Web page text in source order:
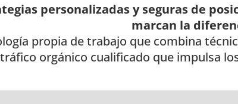
personalizadas y seguras de
marcan la
propia de trabajo que combina
tráfico orgánico cualificado que impulsa